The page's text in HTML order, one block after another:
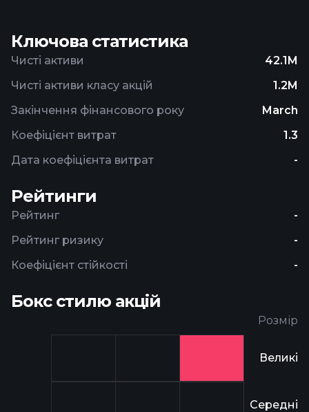
Ключова статистика
Чисті активи
42.1M
Чисті активи класу акцій
1.2M
Закінчення фінансового року
March
Коефіцієнт витрат
1.3
Дата коефіцієнта витрат
-
Рейтинги
Рейтинг
-
Рейтинг ризику
-
Коефіцієнт стійкості
-
Бокс стилю акцій
Розмір
Великі
Середні